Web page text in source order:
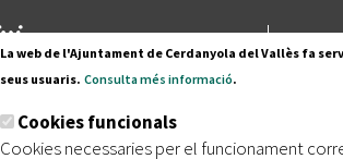
Pl.
La web de l'Ajuntament de Cerdanyola del Vallès fa
seus usuaris. Consulta més informació.
Cookies funcionals
Cookies necessaries per el funcionament